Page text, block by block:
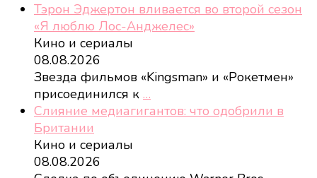
Тэрон Эджертон вливается во второй сезон
«Я люблю Лос-Анджелес»
Кино и сериалы
08.08.2026
Звезда фильмов «Kingsman» и «Рокетмен»
присоединился к …
Слияние медиагигантов: что одобрили в
Британии
Кино и сериалы
08.08.2026